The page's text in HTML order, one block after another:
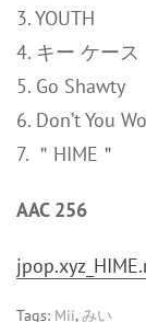
3. YOUTH
4. キー ケース
5. Go Shawty
6. Don’t You
7. ＂HIME＂
AAC 256
Tags: Mii,みい